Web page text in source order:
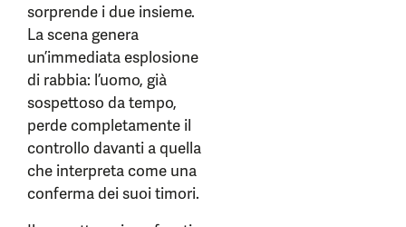
sorprende i due insieme.
La scena genera
un’immediata esplosione
di rabbia: l’uomo, già
sospettoso da tempo,
perde completamente il
controllo davanti a quella
che interpreta come una
conferma dei suoi timori.